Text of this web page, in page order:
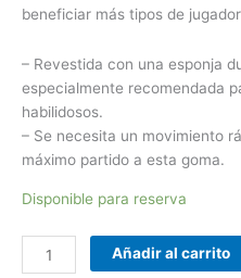
beneficiar más tipos de
– Revestida con una esponja
especialmente recomendada
habilidosos.
– Se necesita un movimiento
máximo partido a esta goma.
Disponible para reserva
Añadir al carrito